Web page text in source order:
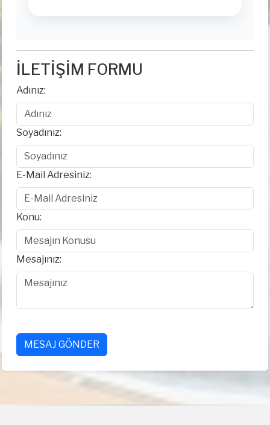
İLETİŞİM FORMU
Adınız:
Soyadınız:
E-Mail Adresiniz:
Konu:
Mesajınız:
MESAJ GÖNDER